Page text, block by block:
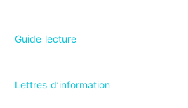
Guide lecture
Lettres d’information